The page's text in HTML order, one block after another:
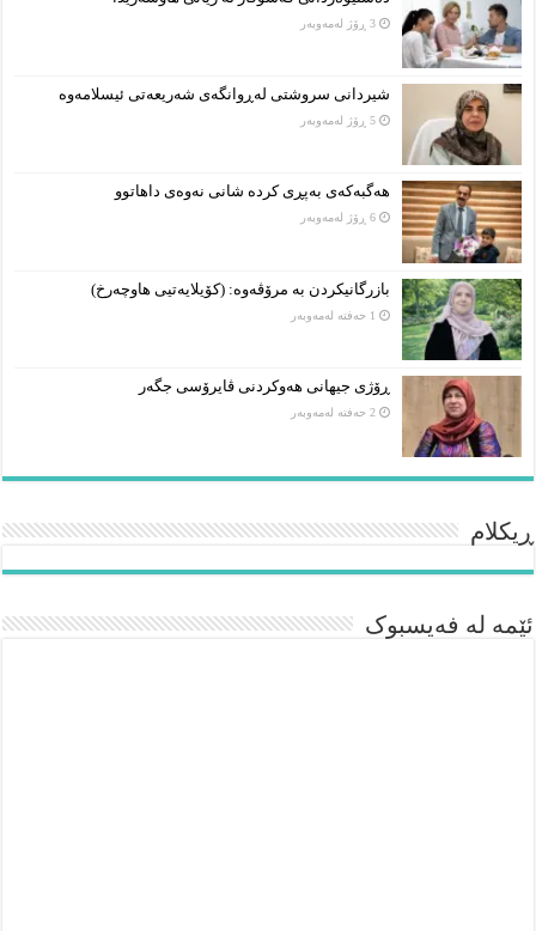
3 ڕۆژ لەمەوبەر
شیردانی سروشتی لەڕوانگەی شەریعەتی ئیسلامەوە
5 ڕۆژ لەمەوبەر
هەگبەکەی بەپڕی کردە شانی نەوەی داهاتوو
6 ڕۆژ لەمەوبەر
بازرگانیکردن بە مرۆڤەوە: (کۆیلایەتیی هاوچەرخ)
1 حەفتە لەمەوبەر
ڕۆژی جیهانی هەوکردنی ڤایرۆسی جگەر
2 حەفتە لەمەوبەر
ڕیکلام
ئێمە لە فەیسبوک